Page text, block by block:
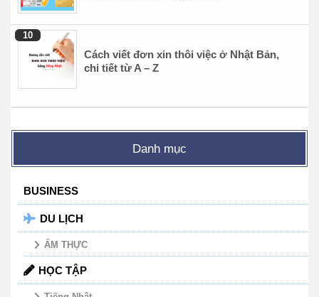
Cách viết đơn xin thôi việc ở Nhật Bản,
chi tiết từ A – Z
Danh mục
BUSINESS
DU LỊCH
ẨM THỰC
HỌC TẬP